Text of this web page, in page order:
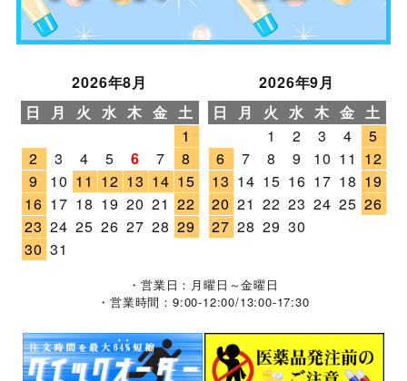
2026年8月
日
月 火 水 木 金 土
1
2
3 4 5 6 7
8
9
10 11 12 13 14 15
16 17 18 19 20 21 22
23 24 25 26 27 28 29
30 31
2026年9月
日
月 火 水 木 金 土
1
2 3 4
5
6
7 8 9 10 11 12
13 14 15 16 17 18 19
20 21 22 23 24 25 26
27 28 29 30
・営業日：月曜日～金曜日
・営業時間：9:00-12:00/13:00-17:30